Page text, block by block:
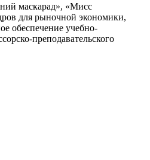
маскарад», «Мисс
для рыночной экономики,
обеспечение учебно-
преподавательского